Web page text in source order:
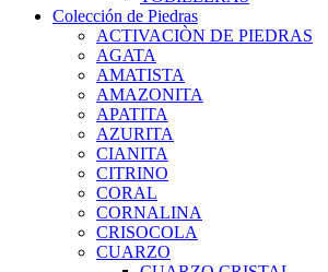
Colección de Piedras
ACTIVACIÒN DE PIEDRAS
AGATA
AMATISTA
AMAZONITA
APATITA
AZURITA
CIANITA
CITRINO
CORAL
CORNALINA
CRISOCOLA
CUARZO